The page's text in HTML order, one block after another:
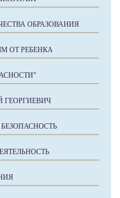
ОБРАЗОВАНИЯ
ОТ РЕБЕНКА
ГЕОРГИЕВИЧ